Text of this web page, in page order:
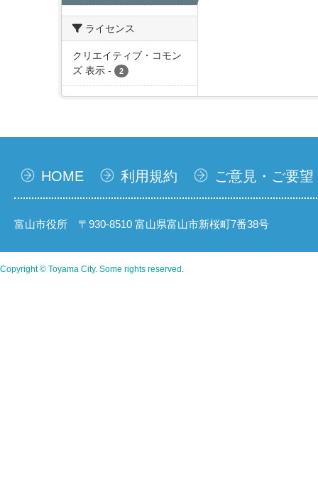
ライセンス
クリエイティブ・コモン
ズ 表示 - 2
HOME 利用規約 ご意見・ご要望
富山市役所 〒930-8510 富山県富山市新桜町7番38号
Copyright © Toyama City. Some rights reserved.